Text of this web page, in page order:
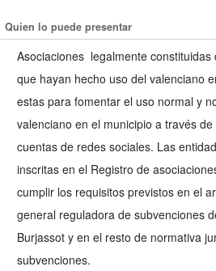
Quien lo puede presentar
Asociaciones legalmente constituidas
que hayan hecho uso del valenciano
estas para fomentar el uso normal y
valenciano en el municipio a través
cuentas de redes sociales. Las
inscritas en el Registro de
cumplir los requisitos previstos en el
general reguladora de subvenciones
Burjassot y en el resto de normativa
subvenciones.